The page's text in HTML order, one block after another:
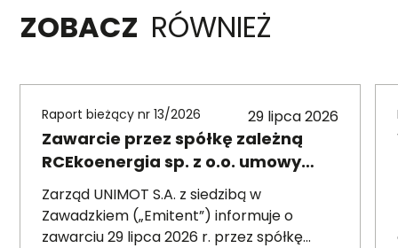
ZOBACZ RÓWNIEŻ
Raport bieżący nr 13/2026 29 lipca 2026
Zawarcie przez spółkę zależną
RCEkoenergia sp. z o.o. umowy
wieloletniej na sprzedaż ciepła do
miasta Czechowice-Dziedzice
Zarząd UNIMOT S.A. z siedzibą w
Zawadzkiem („Emitent”) informuje o
zawarciu 29 lipca 2026 r. przez spółkę